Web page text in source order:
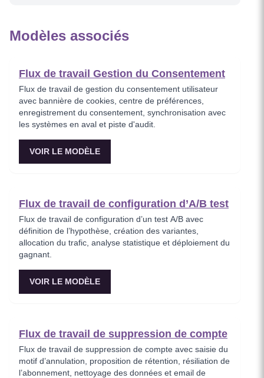
Modèles associés
Flux de travail Gestion du Consentement
Flux de travail de gestion du consentement utilisateur
avec bannière de cookies, centre de préférences,
enregistrement du consentement, synchronisation avec
les systèmes en aval et piste d'audit.
VOIR LE MODÈLE
Flux de travail de configuration d’A/B test
Flux de travail de configuration d’un test A/B avec
définition de l’hypothèse, création des variantes,
allocation du trafic, analyse statistique et déploiement du
gagnant.
VOIR LE MODÈLE
Flux de travail de suppression de compte
Flux de travail de suppression de compte avec saisie du
motif d’annulation, proposition de rétention, résiliation de
l’abonnement, nettoyage des données et email de